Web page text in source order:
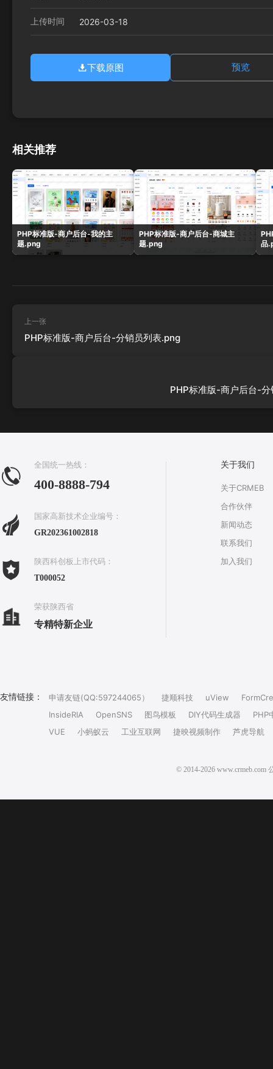
上传时间 2026-03-18
下载原图 预览
相关推荐
PHP标准版-商户后台-我的主
题.png
PHP标准版-商户后台-商城主
题.png
品
上一张
PHP标准版-商户后台-分销员列表.png
PHP标准版-商户后台-
全国统一热线：
400-8888-794
国家高新技术企业编号：
GR202361002818
陕西科创板上市代码：
T000052
荣获陕西省
专精特新企业
关于我们
关于CRMEB
合作伙伴
新闻动态
联系我们
加入我们
友情链接： 申请友链(QQ:597244065） 捷顺科技 uView
InsideRIA
OpenSNS 图鸟模板 DIY代码生成器
PHP
VUE
小蚂蚁云 工业互联网 捷映视频制作 芦虎导航
© 2014-2026